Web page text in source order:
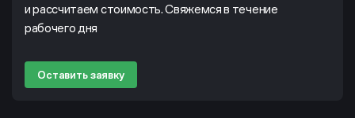
и рассчитаем стоимость. Свяжемся в течение
рабочего дня
Оставить заявку